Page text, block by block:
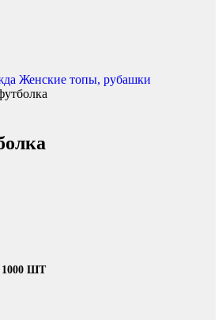
Женские топы, рубашки
ШТ